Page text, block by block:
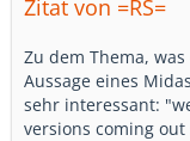
Zitat von =RS=
Zu dem Thema,
Aussage eines
sehr interessant:
versions coming out